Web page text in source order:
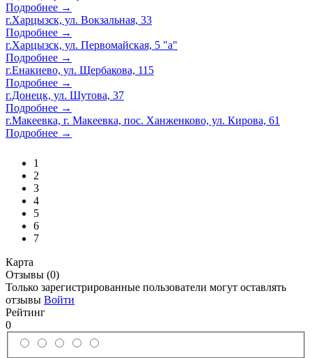
Подробнее →
г.Харцызск, ул. Вокзальная, 33
Подробнее →
г.Харцызск, ул. Первомайская, 5 "а"
Подробнее →
г.Енакиево, ул. Щербакова, 115
Подробнее →
г.Донецк, ул. Шутова, 37
Подробнее →
г.Макеевка, г. Макеевка, пос. Ханженково, ул. Кирова, 61
Подробнее →
1
2
3
4
5
6
7
Карта
Отзывы (0)
Только зарегистрированные пользователи могут оставлять
отзывы Войти
Рейтинг
0